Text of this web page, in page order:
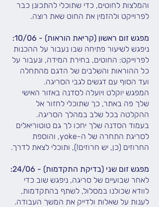
והמלצות לחוטים, כדי שתוכלי להתכונן כבר
לפרוייקט ולהזמין את החוט שאת רוצה.
מפגש זום ראשון (קריאת הוראות) - 10/06:
ניפגש לשיעור פתיחה שבו נעבור על ההכנות
לפרוייקט: החוטים, בחירת המידה, ונעבור על
כל ההוראות והשלבים של הדגם מהתחלה
ועד הסוף עם דגשים לגבי הסריגה.
המפגש יוקלט ויועלה לסדנה באזור האישי
שלך פה באתר, כך שתוכלי לחזור אל
ההקלטה בכל שלב במהלך הסריגה.
בעמוד הסדנה שלך יחכו לך גם טוטוריאלים
לסריגת התחרה של ה-yoke, והוספת
החרוזים (כן, יש חרוזים!), ותוכלי לצאת לדרך.
מפגש זום שני (בדיקת התקדמות) - 24/06:
לאחר שבועיים של סריגה, ניפגש שוב כדי
לוודא שכולנו במסלול, לשתף בהתקדמות,
לענות על שאלות ולדייק את המשך העבודה.